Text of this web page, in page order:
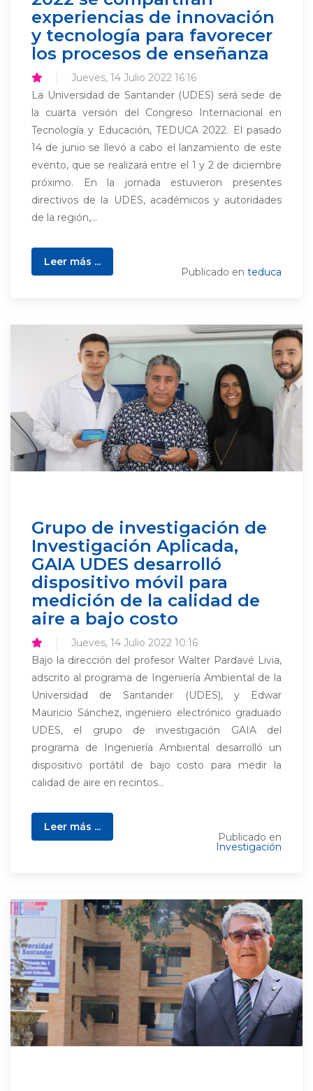
experiencias de innovación
y tecnología para favorecer
los procesos de enseñanza
Jueves, 14 Julio 2022 16:16
La Universidad de Santander (UDES) será sede de
la cuarta versión del Congreso Internacional en
Tecnología y Educación, TEDUCA 2022. El pasado
14 de junio se llevó a cabo el lanzamiento de este
evento, que se realizará entre el 1 y 2 de diciembre
próximo. En la jornada estuvieron presentes
directivos de la UDES, académicos y autoridades
de la región,...
Leer más ...
Publicado en teduca
Grupo de investigación de
Investigación Aplicada,
GAIA UDES desarrolló
dispositivo móvil para
medición de la calidad de
aire a bajo costo
Jueves, 14 Julio 2022 10:16
Bajo la dirección del profesor Walter Pardavé Livia,
adscrito al programa de Ingeniería Ambiental de la
Universidad de Santander (UDES), y Edwar
Mauricio Sánchez, ingeniero electrónico graduado
UDES, el grupo de investigación GAIA del
programa de Ingeniería Ambiental desarrolló un
dispositivo portátil de bajo costo para medir la
calidad de aire en recintos...
Leer más ...
Publicado en
Investigación